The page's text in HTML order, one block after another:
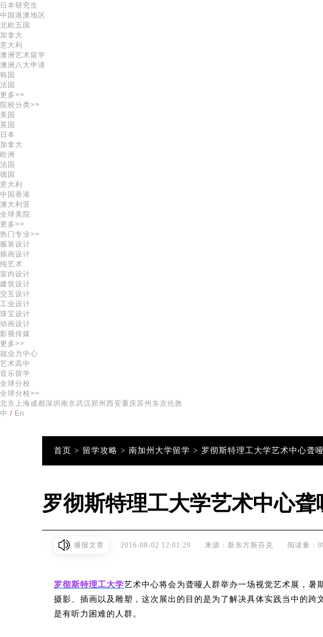
日本研究生
中国港澳地区
北欧五国
加拿大
意大利
澳洲艺术留学
澳洲八大申请
韩国
法国
更多>>
院校分类>>
美国
英国
日本
加拿大
欧洲
法国
德国
意大利
中国香港
澳大利亚
全球美院
更多>>
热门专业>>
服装设计
插画设计
纯艺术
室内设计
建筑设计
交互设计
工业设计
珠宝设计
动画设计
影视传媒
更多>>
就业力中心
艺术高中
音乐留学
全球分校
全球分校>>
北京 上海成都深圳 南京武汉 郑州 西安重庆苏州 东京伦敦
中 / En
首页 > 留学攻略 > 南加州大学留学 > 罗彻斯特理工大学艺术中心聋
罗彻斯特理工大学艺术中心聋
播报文章 2016-08-02 12:01:29 来源：新东方斯芬克 阅读量：
罗彻斯特理工大学艺术中心将会为聋哑人群举办一场视觉艺术展，暑
摄影、插画以及雕塑，这次展出的目的是为了解决具体实践当中的跨
是有听力困难的人群。